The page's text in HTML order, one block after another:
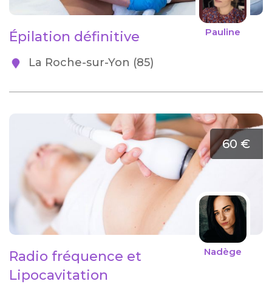
Pauline
Épilation définitive
La Roche-sur-Yon (85)
60 €
Nadège
Radio fréquence et
Lipocavitation